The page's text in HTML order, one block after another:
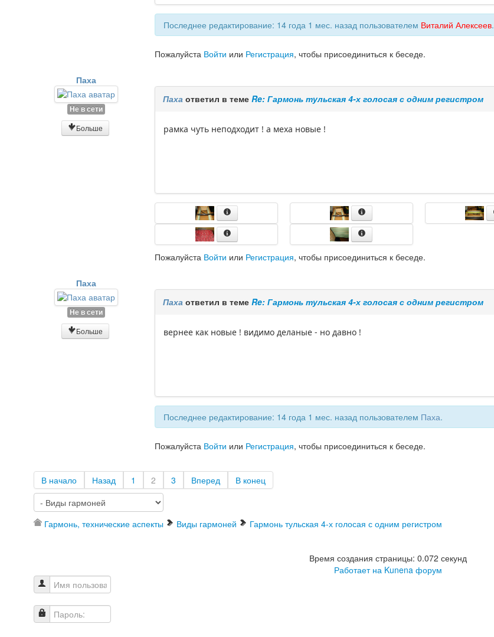
Последнее редактирование: 14 года 1 мес. назад пользователем Виталий Алексеев.
Пожалуйста Войти или Регистрация, чтобы присоединиться к беседе.
Паха
Не в сети
Больше
Паха ответил в темеRe: Гармонь тульская 4-х голосая с одним регистром
рамка чуть неподходит ! а меха новые !
Пожалуйста Войти или Регистрация, чтобы присоединиться к беседе.
Паха
Не в сети
Больше
Паха ответил в темеRe: Гармонь тульская 4-х голосая с одним регистром
вернее как новые ! видимо деланые - но давно !
Последнее редактирование: 14 года 1 мес. назад пользователем Паха.
Пожалуйста Войти или Регистрация, чтобы присоединиться к беседе.
В начало Назад 1 2 3 Вперед В конец
Гармонь, технические аспекты Виды гармоней Гармонь тульская 4-х голосая с одним регистром
Время создания страницы: 0.072 секунд
Работает на Kunena форум
Имя пользователя
Пароль: